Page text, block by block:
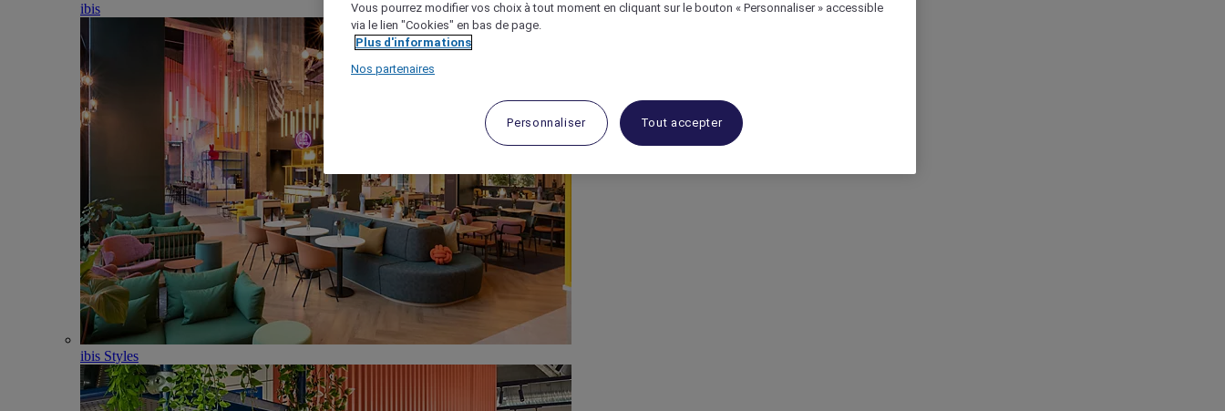
ibis
ibis Styles
Vous pourrez modifier vos choix à tout moment en cliquant sur le bouton « Personnaliser » accessible
via le lien "Cookies" en bas de page.
Plus d'informations
Nos partenaires
Personnaliser Tout accepter